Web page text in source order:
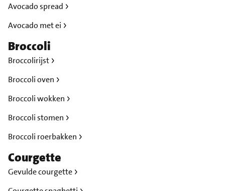
Avocado spread
Avocado met ei
Broccoli
Broccolirijst
Broccoli oven
Broccoli wokken
Broccoli stomen
Broccoli roerbakken
Courgette
Gevulde courgette